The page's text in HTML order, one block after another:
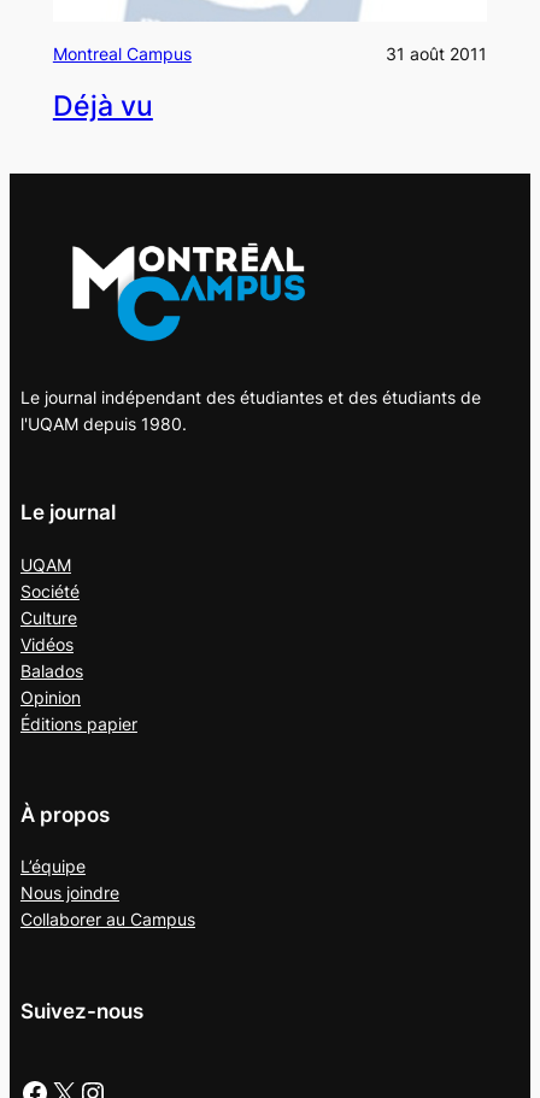
Montreal Campus 31 août 2011
Déjà vu
Le journal indépendant des étudiantes et des étudiants de
l'UQAM depuis 1980.
Le journal
UQAM
Société
Culture
Vidéos
Balados
Opinion
Éditions papier
À propos
L’équipe
Nous joindre
Collaborer au Campus
Suivez-nous
Facebook X Instagram